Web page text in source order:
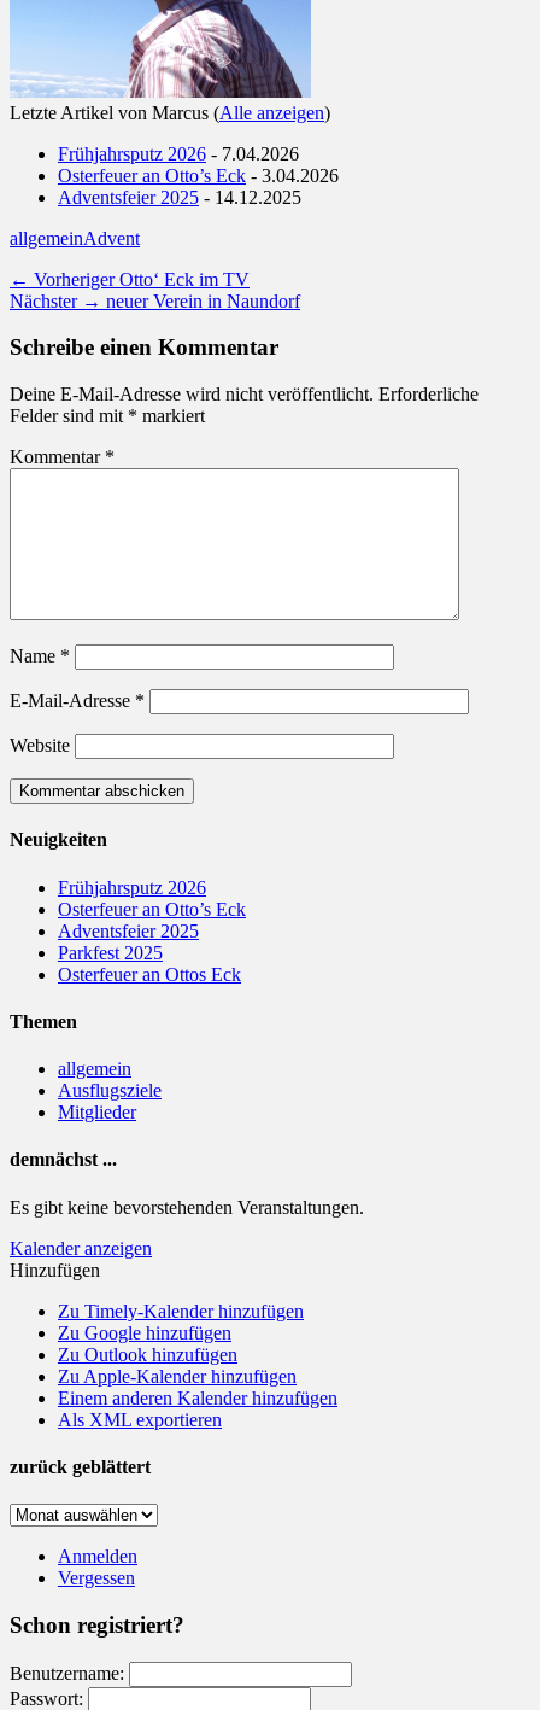
Letzte Artikel von Marcus (Alle anzeigen)
Frühjahrsputz 2026 - 7.04.2026
Osterfeuer an Otto’s Eck - 3.04.2026
Adventsfeier 2025 - 14.12.2025
Kategorien
allgemeinSchlagworte
Advent
Beitragsnavigation
← Vorheriger Vorheriger
Beitrag:
Otto‘ Eck im TV
Nächster → Nächster
neuer Verein in Naundorf
Schreibe einen Kommentar
Deine E-Mail-Adresse wird nicht veröffentlicht. Erforderliche
Felder sind mit * markiert
Kommentar *
Name *
E-Mail-Adresse *
Website
Neuigkeiten
Frühjahrsputz 2026
Osterfeuer an Otto’s Eck
Adventsfeier 2025
Parkfest 2025
Osterfeuer an Ottos Eck
Themen
allgemein
Ausflugsziele
Mitglieder
demnächst ...
Es gibt keine bevorstehenden Veranstaltungen.
Kalender anzeigen
Hinzufügen
Zu Timely-Kalender hinzufügen
Zu Google hinzufügen
Zu Outlook hinzufügen
Zu Apple-Kalender hinzufügen
Einem anderen Kalender hinzufügen
Als XML exportieren
zurück geblättert
zurück
Anmelden
Vergessen
Schon registriert?
Benutzername:
Passwort: